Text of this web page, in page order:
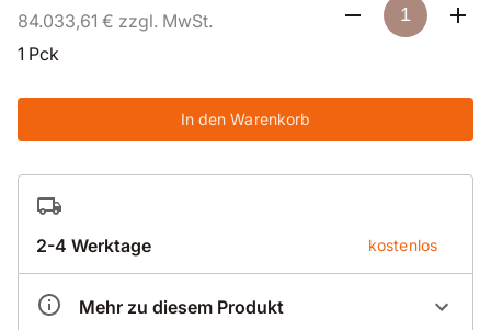
84.033,61 € zzgl. MwSt.
1 Pck
In den Warenkorb
2-4 Werktage kostenlos
Mehr zu diesem Produkt